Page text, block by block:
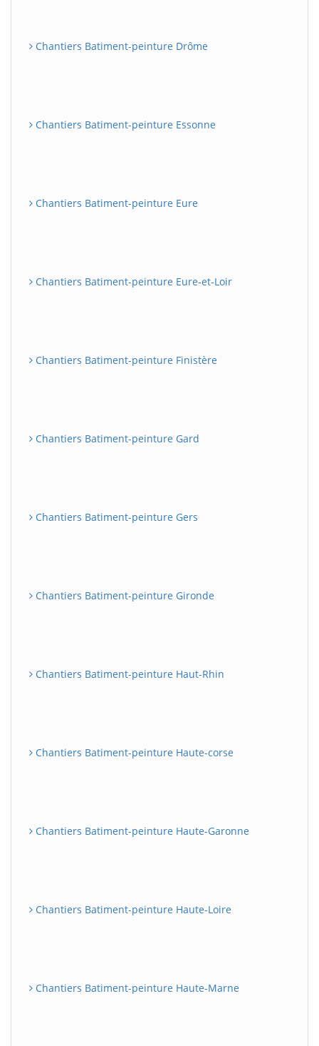
Chantiers Batiment-peinture Drôme
Chantiers Batiment-peinture Essonne
Chantiers Batiment-peinture Eure
Chantiers Batiment-peinture Eure-et-Loir
Chantiers Batiment-peinture Finistère
Chantiers Batiment-peinture Gard
Chantiers Batiment-peinture Gers
Chantiers Batiment-peinture Gironde
Chantiers Batiment-peinture Haut-Rhin
Chantiers Batiment-peinture Haute-corse
Chantiers Batiment-peinture Haute-Garonne
Chantiers Batiment-peinture Haute-Loire
Chantiers Batiment-peinture Haute-Marne